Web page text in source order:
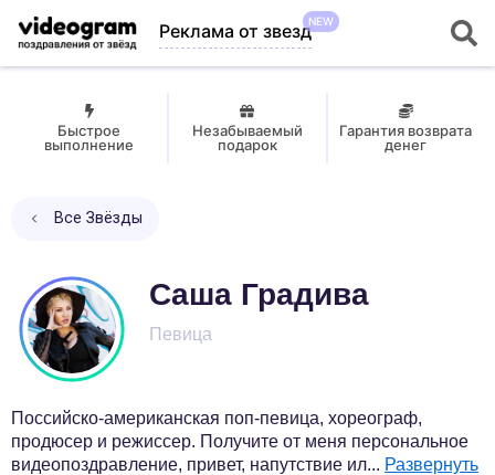
Реклама от звездNEW
Быстрое
выполнение
Незабываемый
подарок
Гарантия возврата
денег
Все Звёзды
Саша Градива
Певица
Поссийско-американская поп-певица, хореограф,
продюсер и режиссер. Получите от меня персональное
видеопоздравление, привет, напутствие ил... Развернуть